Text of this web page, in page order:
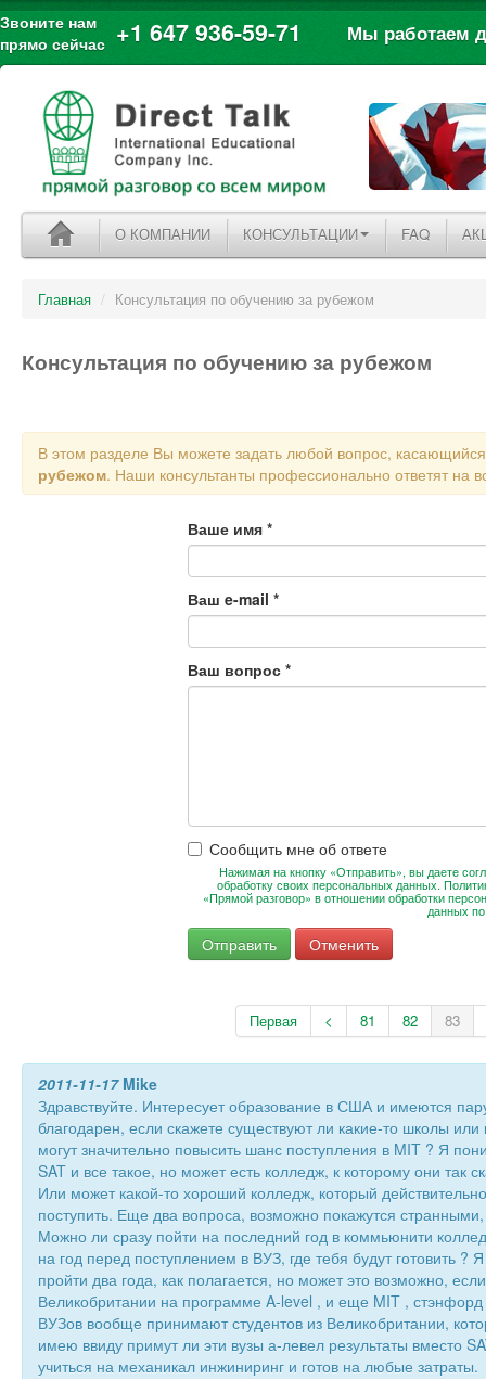
Звоните нам
прямо сейчас +1 647 936-59-71 Мы работаем
О КОМПАНИИ КОНСУЛЬТАЦИИ FAQ
Главная / Консультация по обучению за рубежом
Консультация по обучению за рубежом
В этом разделе Вы можете задать любой вопрос,
рубежом. Наши консультанты профессионально ответят на
Ваше имя *
Ваш e-mail *
Ваш вопрос *
Сообщить мне об ответе
Нажимая на кнопку «Отправить», вы даете
обработку своих персональных данных.
«Прямой разговор» в отношении обработки
данных
Первая < 81 82 83
2011-11-17Mike
Здравствуйте. Интересует образование в США и имеются
благодарен, если скажете существуют ли какие-то школы
могут значительно повысить шанс поступления в MIT ? Я
SAT и все такое, но может есть колледж, к которому они так
Или может какой-то хороший колледж, который
поступить. Еще два вопроса, возможно покажутся
Можно ли сразу пойти на последний год в коммьюнити
на год перед поступлением в ВУЗ, где тебя будут готовить ?
пройти два года, как полагается, но может это возможно,
Великобритании на программе A-level , и еще MIT , стэнфорд
ВУЗов вообще принимают студентов из Великобритании,
имею ввиду примут ли эти вузы а-левел результаты вместо
учиться на механикал инжиниринг и готов на любые затраты.